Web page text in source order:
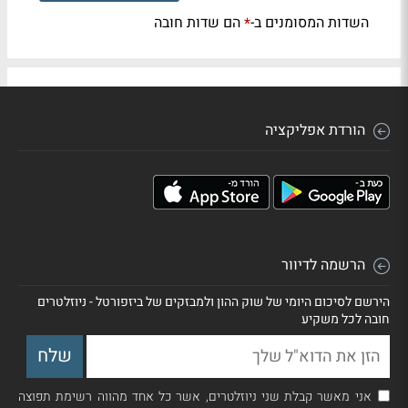
השדות המסומנים ב-*הם שדות חובה
הורדת אפליקציה
הרשמה לדיוור
הירשם לסיכום היומי של שוק ההון ולמבזקים של ביזפורטל - ניוזלטרים
חובה לכל משקיע
אני מאשר קבלת שני ניוזלטרים, אשר כל אחד מהווה רשימת תפוצה